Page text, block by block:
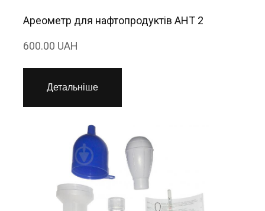
Ареометр для нафтопродуктів АНТ 2
600.00 UAH
Детальніше